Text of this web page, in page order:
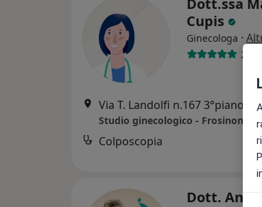
Dott.ssa
Cupis
Ginecologa ·
209
Via T. Landolfi n.167 3°piano,
Studio ginecologico - Frosinone
Colposcopia
Dott.